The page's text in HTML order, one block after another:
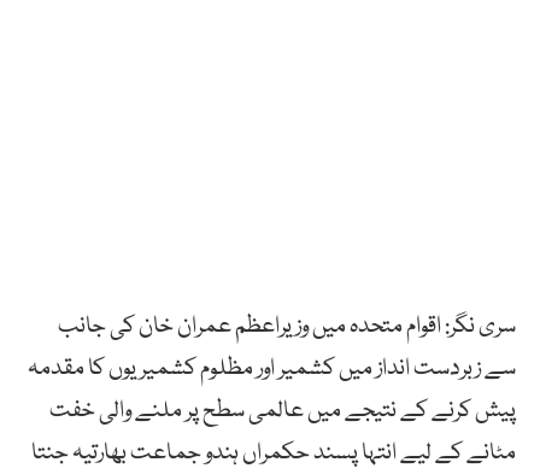
سری نگر: اقوام متحدہ میں وزیراعظم عمران خان کی جانب
سے زبردست انداز میں کشمیر اور مظلوم کشمیریوں کا مقدمہ
پیش کرنے کے نتیجے میں عالمی سطح پر ملنے والی خفت
مٹانے کے لیے انتہا پسند حکمراں ہندو جماعت بھارتیہ جنتا